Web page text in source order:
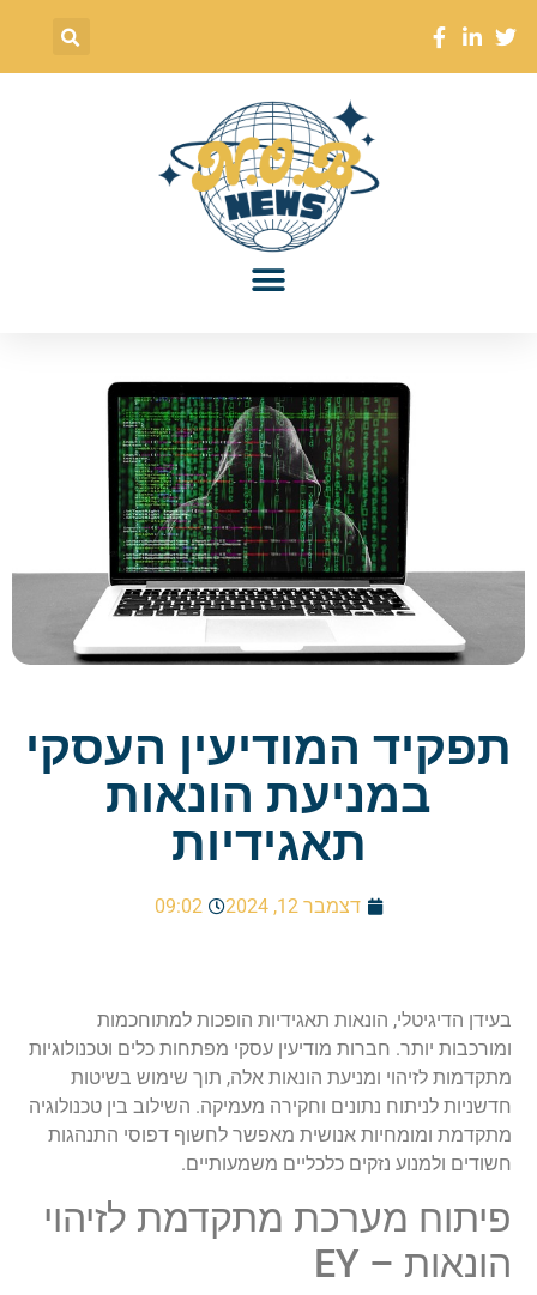
תפקיד המודיעין העסקי
במניעת הונאות
תאגידיות
דצמבר 12, 2024 09:02
בעידן הדיגיטלי, הונאות תאגידיות הופכות למתוחכמות
ומורכבות יותר. חברות מודיעין עסקי מפתחות כלים וטכנולוגיות
מתקדמות לזיהוי ומניעת הונאות אלה, תוך שימוש בשיטות
חדשניות לניתוח נתונים וחקירה מעמיקה. השילוב בין טכנולוגיה
מתקדמת ומומחיות אנושית מאפשר לחשוף דפוסי התנהגות
חשודים ולמנוע נזקים כלכליים משמעותיים.
פיתוח מערכת מתקדמת לזיהוי
הונאות – EY